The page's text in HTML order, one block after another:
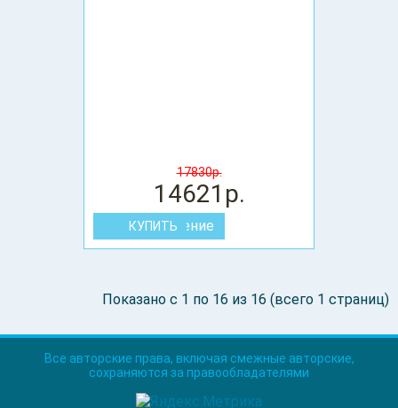
17830р.
14621р.
В сравнение
Показано с 1 по 16 из 16 (всего 1 страниц)
Все авторские права, включая смежные авторские,
сохраняются за правообладателями